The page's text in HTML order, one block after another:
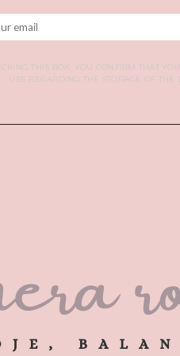
THIS BOX, YOU CONFIRM THAT
USE REGARDING THE STORAGE OF THE